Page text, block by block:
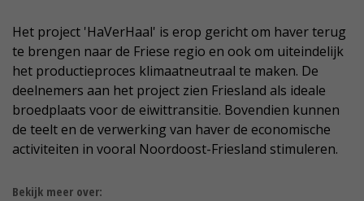
Het project 'HaVerHaal' is erop gericht om haver terug
te brengen naar de Friese regio en ook om uiteindelijk
het productieproces klimaatneutraal te maken. De
deelnemers aan het project zien Friesland als ideale
broedplaats voor de eiwittransitie. Bovendien kunnen
de teelt en de verwerking van haver de economische
activiteiten in vooral Noordoost-Friesland stimuleren.
Bekijk meer over: